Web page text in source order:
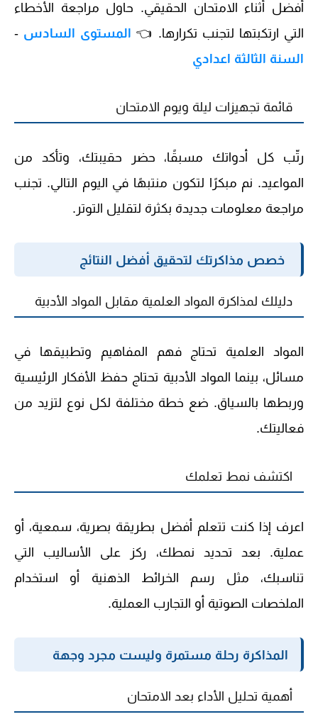
أفضل أثناء الامتحان الحقيقي. حاول مراجعة الأخطاء
التي ارتكبتها لتجنب تكرارها. 👈 المستوى السادس -
السنة الثالثة اعدادي
قائمة تجهيزات ليلة ويوم الامتحان
رتّب كل أدواتك مسبقًا، حضر حقيبتك، وتأكد من
المواعيد. نم مبكرًا لتكون منتبهًا في اليوم التالي. تجنب
مراجعة معلومات جديدة بكثرة لتقليل التوتر.
خصص مذاكرتك لتحقيق أفضل النتائج
دليلك لمذاكرة المواد العلمية مقابل المواد الأدبية
المواد العلمية تحتاج فهم المفاهيم وتطبيقها في
مسائل، بينما المواد الأدبية تحتاج حفظ الأفكار الرئيسية
وربطها بالسياق. ضع خطة مختلفة لكل نوع لتزيد من
فعاليتك.
اكتشف نمط تعلمك
اعرف إذا كنت تتعلم أفضل بطريقة بصرية، سمعية، أو
عملية. بعد تحديد نمطك، ركز على الأساليب التي
تناسبك، مثل رسم الخرائط الذهنية أو استخدام
الملخصات الصوتية أو التجارب العملية.
المذاكرة رحلة مستمرة وليست مجرد وجهة
أهمية تحليل الأداء بعد الامتحان